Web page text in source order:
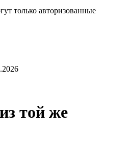
только авторизованные
той же